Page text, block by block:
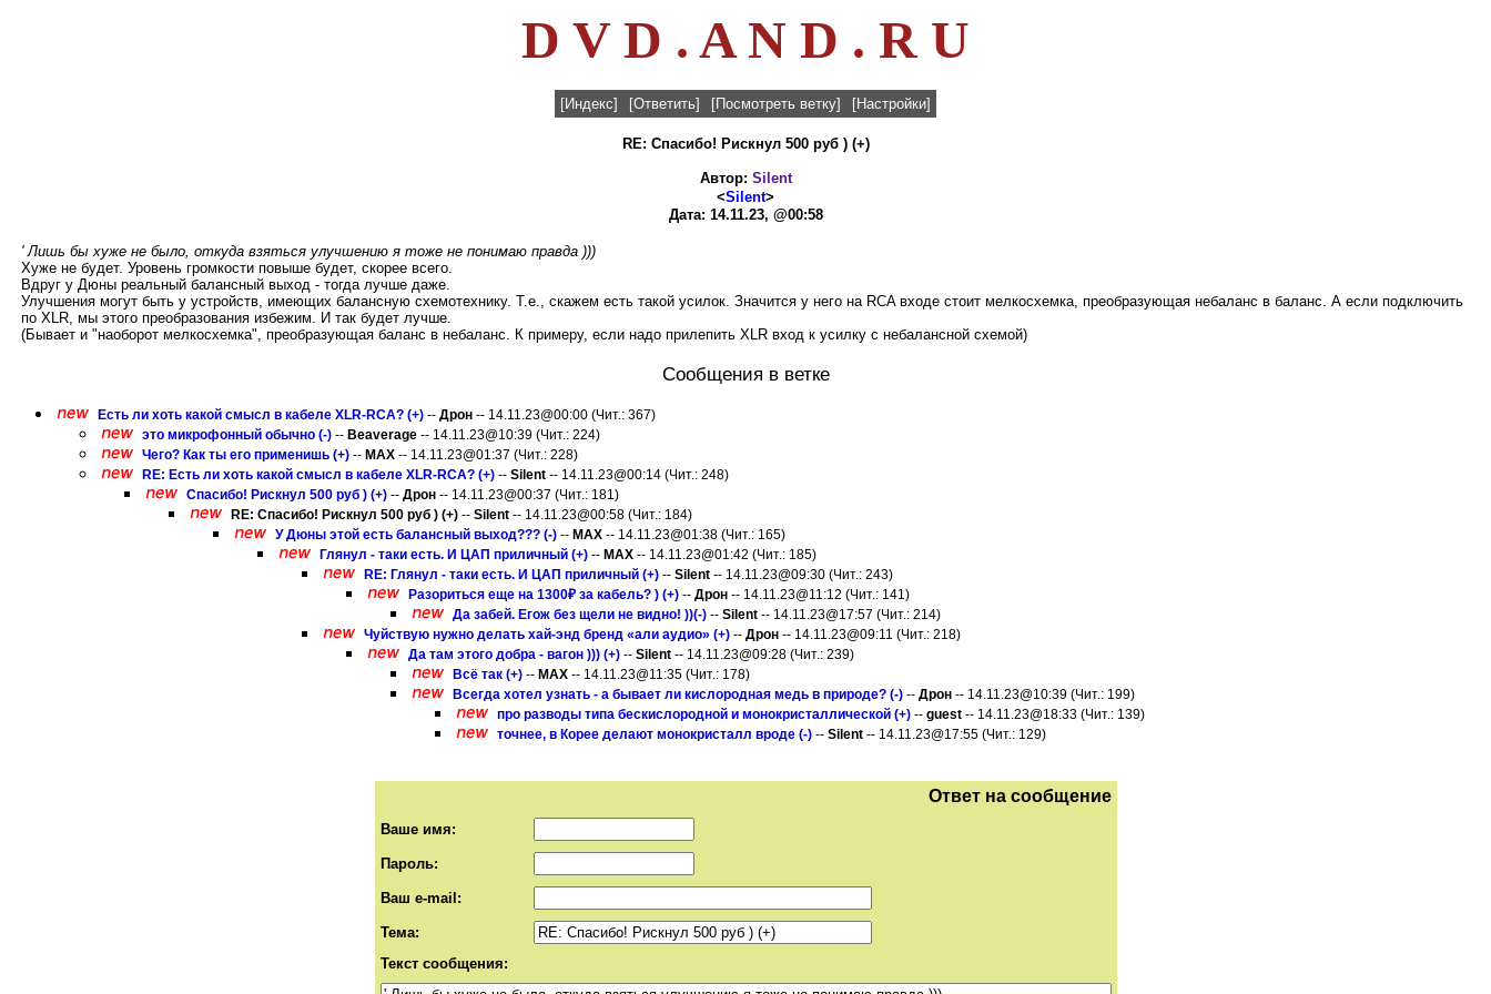
D V D . A N D . R U
[Индекс] [Ответить] [Посмотреть ветку] [Настройки]
RE: Спасибо! Рискнул 500 руб ) (+)
Автор: Silent
<Silent>
Дата: 14.11.23, @00:58
' Лишь бы хуже не было, откуда взяться улучшению я тоже не понимаю правда )))
Хуже не будет. Уровень громкости повыше будет, скорее всего.
Вдруг у Дюны реальный балансный выход - тогда лучше даже.
Улучшения могут быть у устройств, имеющих балансную схемотехнику. Т.е., скажем есть такой усилок. Значится у него на RCA входе стоит мелкосхемка, преобразующая небаланс в баланс. А если подключить
по XLR, мы этого преобразования избежим. И так будет лучше.
(Бывает и "наоборот мелкосхемка", преобразующая баланс в небаланс. К примеру, если надо прилепить XLR вход к усилку с небалансной схемой)
Сообщения в ветке
Есть ли хоть какой смысл в кабеле XLR-RCA? (+) -- Дрон -- 14.11.23@00:00 (Чит.: 367)
это микрофонный обычно (-) -- Beaverage -- 14.11.23@10:39 (Чит.: 224)
Чего? Как ты его применишь (+) -- MAX -- 14.11.23@01:37 (Чит.: 228)
RE: Есть ли хоть какой смысл в кабеле XLR-RCA? (+) -- Silent -- 14.11.23@00:14 (Чит.: 248)
Спасибо! Рискнул 500 руб ) (+) -- Дрон -- 14.11.23@00:37 (Чит.: 181)
RE: Спасибо! Рискнул 500 руб ) (+) -- Silent -- 14.11.23@00:58 (Чит.: 184)
У Дюны этой есть балансный выход??? (-) -- MAX -- 14.11.23@01:38 (Чит.: 165)
Глянул - таки есть. И ЦАП приличный (+) -- MAX -- 14.11.23@01:42 (Чит.: 185)
RE: Глянул - таки есть. И ЦАП приличный (+) -- Silent -- 14.11.23@09:30 (Чит.: 243)
Разориться еще на 1300₽ за кабель? ) (+) -- Дрон -- 14.11.23@11:12 (Чит.: 141)
Да забей. Егож без щели не видно! ))(-) -- Silent -- 14.11.23@17:57 (Чит.: 214)
Чуйствую нужно делать хай-энд бренд «али аудио» (+) -- Дрон -- 14.11.23@09:11 (Чит.: 218)
Да там этого добра - вагон ))) (+) -- Silent -- 14.11.23@09:28 (Чит.: 239)
Всё так (+) -- MAX -- 14.11.23@11:35 (Чит.: 178)
Всегда хотел узнать - а бывает ли кислородная медь в природе? (-) -- Дрон -- 14.11.23@10:39 (Чит.: 199)
про разводы типа бескислородной и монокристаллической (+) -- guest -- 14.11.23@18:33 (Чит.: 139)
точнее, в Корее делают монокристалл вроде (-) -- Silent -- 14.11.23@17:55 (Чит.: 129)
Ответ на сообщение
Ваше имя:
Пароль:
Ваш e-mail:
Тема:
Текст сообщения: